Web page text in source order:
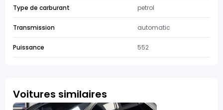
Type de carburant petrol
Transmission automatic
Puissance 552
Voitures similaires